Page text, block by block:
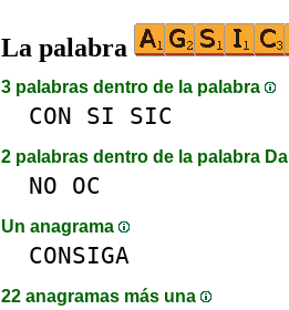
La palabra
3 palabras dentro de la palabra
CON SI SIC
2 palabras dentro de la palabra DaI
NO OC
Un anagrama
CONSIGA
22 anagramas más una